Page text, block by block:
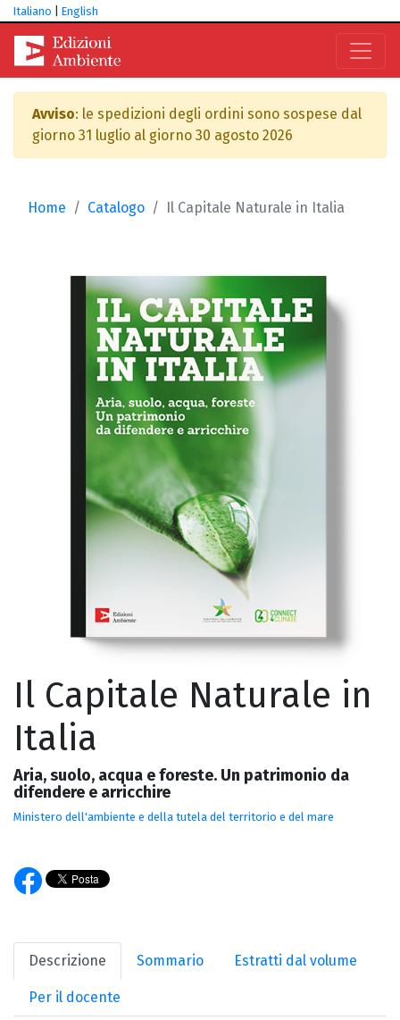
Italiano English
Avviso: le spedizioni degli ordini sono sospese dal
giorno 31 luglio al giorno 30 agosto 2026
Home Catalogo Il Capitale Naturale in Italia
Il Capitale Naturale in
Italia
Aria, suolo, acqua e foreste. Un patrimonio da
difendere e arricchire
Ministero dell'ambiente e della tutela del territorio e del mare
Descrizione Sommario Estratti dal volume
Per il docente